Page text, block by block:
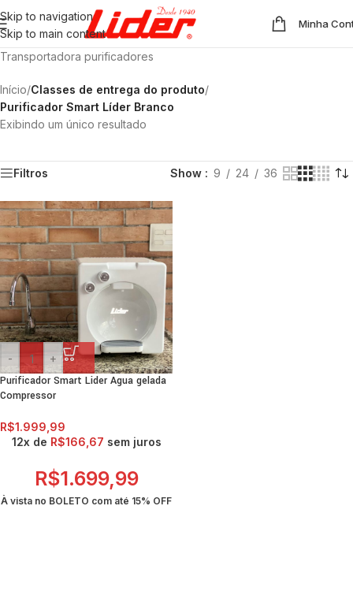
Skip to navigation
Skip to main content
Minha
Transportadora purificadores
Início/Classes de entrega do produto/
Purificador Smart Líder Branco
Exibindo um único resultado
Filtros Show 9 24 36
- +
Purificador Smart Lider Agua gelada
Compressor
R$1.999,99
12x de R$166,67 sem juros
R$1.699,99
À vista no BOLETO com até 15% OFF